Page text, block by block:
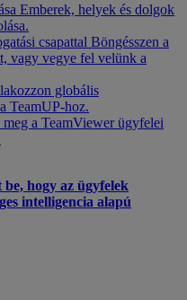
Emberek, helyek és dolgok
csapattal Böngésszen a
vagy vegye fel velünk a
globális
TeamUP-hoz.
meg a TeamViewer ügyfelei
hogy az ügyfelek
intelligencia alapú